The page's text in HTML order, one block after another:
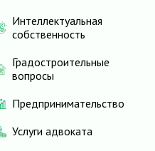
Интеллектуальная
собственность
Градостроительные
вопросы
Предпринимательство
Услуги адвоката